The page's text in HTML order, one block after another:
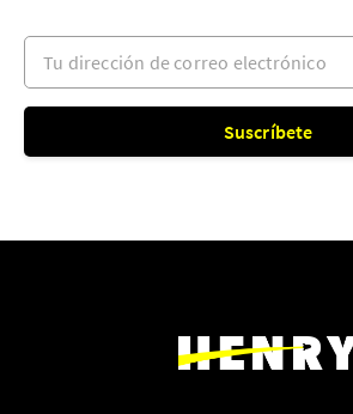
Tu dirección de correo electrónico
Suscríbete